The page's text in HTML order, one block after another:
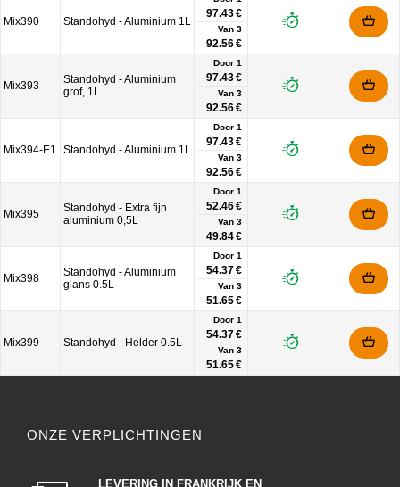
Mix390 Standohyd - Aluminium 1L
97.43 €
Van 3
92.56 €
Mix393
Standohyd - Aluminium
grof, 1L
Door 1
97.43 €
Van 3
92.56 €
Mix394-E1 Standohyd - Aluminium 1L
Door 1
97.43 €
Van 3
92.56 €
Mix395
Standohyd - Extra fijn
aluminium 0,5L
Door 1
52.46 €
Van 3
49.84 €
Mix398
Standohyd - Aluminium
glans 0.5L
Door 1
54.37 €
Van 3
51.65 €
Mix399 Standohyd - Helder 0.5L
Door 1
54.37 €
Van 3
51.65 €
ONZE VERPLICHTINGEN
LEVERING IN FRANKRIJK EN